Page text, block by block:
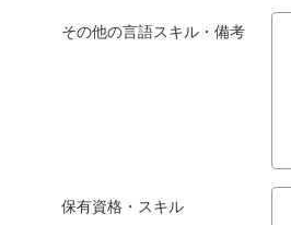
その他の言語スキル・備考
保有資格・スキル